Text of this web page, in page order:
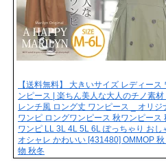
【送料無料】 大きいサイズ レディース
ンピース | 楽ちん美人な大人のチノ素材
レンチ風 ロング丈 ワンピース _ オリジ
ワンピ ロングワンピース 秋ワンピース
ワンピ LL 3L 4L 5L 6L ぽっちゃり おし
オシャレ かわいい [431480] OMMOP 秋
物 秋冬